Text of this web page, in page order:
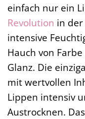
einfach nur ein
Revolution in der
intensive
Hauch von
Glanz. Die
mit wertvollen
Lippen intensiv
Austrocknen.